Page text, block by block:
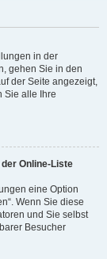
in der
gehen Sie in den
der Seite angezeigt,
Sie alle Ihre
Online-Liste
eine Option
Wenn Sie diese
und Sie selbst
Besucher